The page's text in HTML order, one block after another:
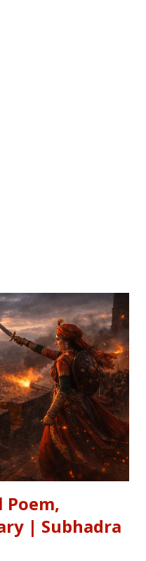
Poem,
| Subhadra